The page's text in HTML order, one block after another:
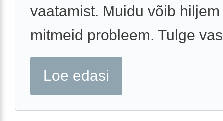
vaatamist. Muidu võib
mitmeid probleem. Tulge
Loe edasi